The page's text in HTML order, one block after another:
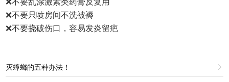
❌️不要只喷房间不洗被褥
❌️不要挠破伤口，容易发炎留疤
灭蟑螂的五种办法！ 